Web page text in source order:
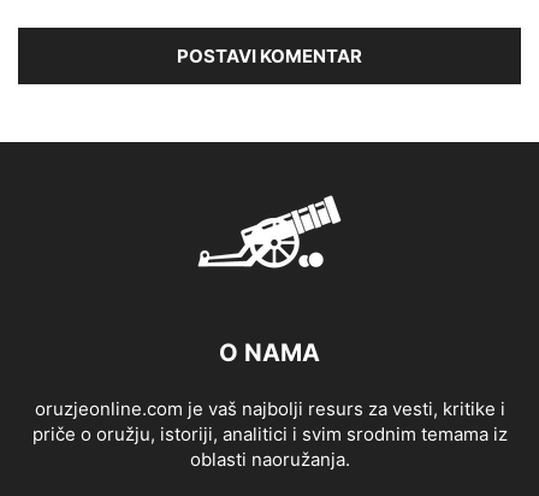
O NAMA
oruzjeonline.com je vaš najbolji resurs za vesti, kritike i
priče o oružju, istoriji, analitici i svim srodnim temama iz
oblasti naoružanja.